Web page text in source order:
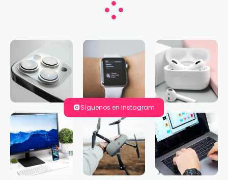
Síguenos en Instagram